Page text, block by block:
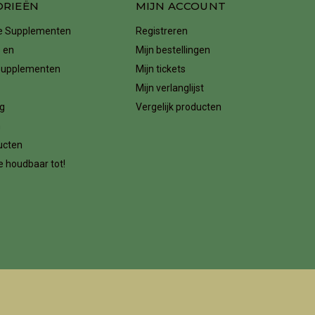
Supplementen
en
houdbaar tot!
MIJN ACCOUNT
Registreren
Mijn bestellingen
Mijn tickets
Mijn verlanglijst
Vergelijk producten